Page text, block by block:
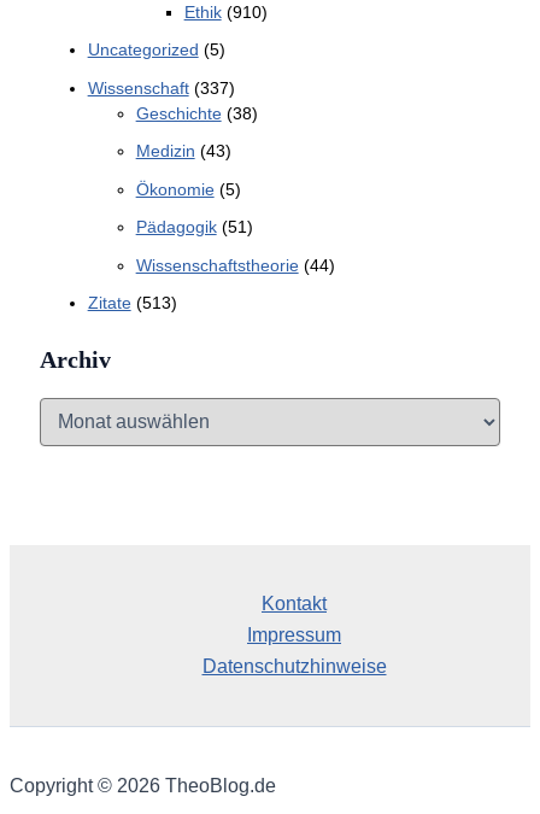
Ethik(910)
Uncategorized (5)
Wissenschaft(337)
Geschichte(38)
Medizin (43)
Ökonomie(5)
Pädagogik(51)
Wissenschaftstheorie(44)
Zitate(513)
Archiv
Kontakt
Impressum
Datenschutzhinweise
Copyright © 2026 TheoBlog.de